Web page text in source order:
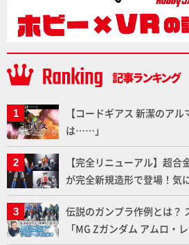
【コードギアス 新潔のア
は……」
【完全リニューアル】超合
が完全新規造形で登場！気
下ろしでご紹介!!さらに「
ト」セット情報もお届け！
伝説のガンプラ作例とは？
「MG Zガンダム アムロ・